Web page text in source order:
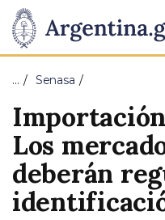
Presidencia
de
la
Nación
Pasar al contenido
… Senasa
Los
deberán